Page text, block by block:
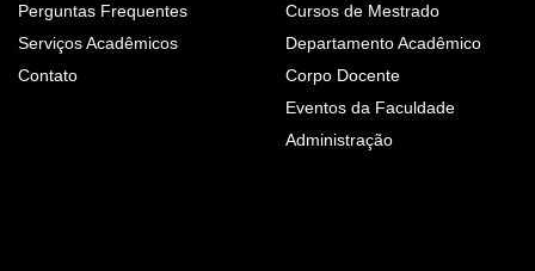
Perguntas Frequentes
Serviços Acadêmicos
Contato
Cursos de Mestrado
Departamento Acadêmico
Corpo Docente
Eventos da Faculdade
Administração